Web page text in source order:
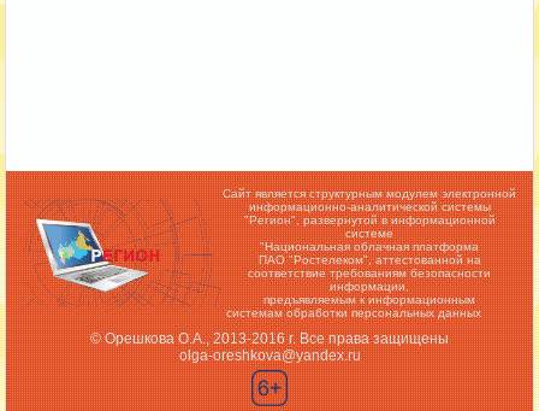
Сайт является структурным модулем электронной
информационно-аналитической системы
"Регион",развернутой в информационной
системе
"Национальная облачная платформа
ПАО "Ростелеком", аттестованной на
соответствие требованиям безопасности
информации,
предъявляемым к информационным
системам обработки персональных данных
© Орешкова О.А., 2013-2016 г. Все права защищены
olga-oreshkova@yandex.ru